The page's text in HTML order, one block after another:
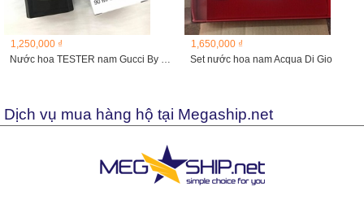
1,250,000 ₫
Nước hoa TESTER nam Gucci By Gucci Pour Homme Edt 90ml...
1,650,000 ₫
Set nước hoa nam Acqua Di Gio
Dịch vụ mua hàng hộ tại Megaship.net